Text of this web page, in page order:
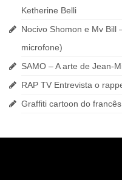
Ketherine Belli
Nocivo Shomon e Mv Bill
microfone)
SAMO – A arte de Jean-
RAP TV Entrevista o
Graffiti cartoon do